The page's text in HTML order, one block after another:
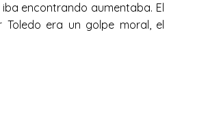
encontrando aumentaba. El
era un golpe moral, el